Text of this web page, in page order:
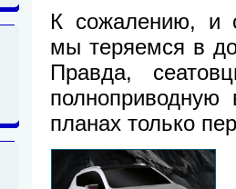
К сожалению, и
мы теряемся в
Правда,
планах только